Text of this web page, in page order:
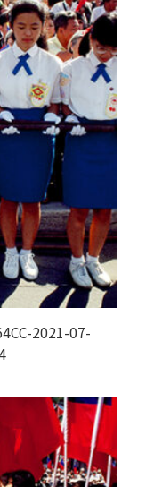
2021-07-